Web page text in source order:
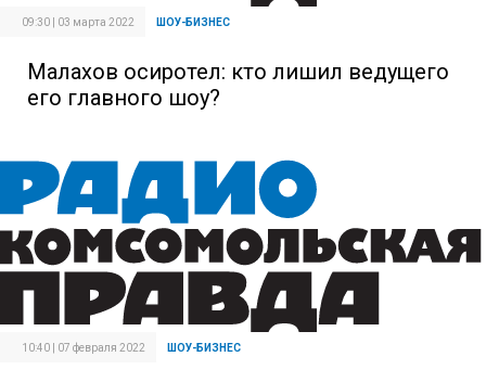
09:30 | 03 марта 2022 ШОУ-БИЗНЕС
Малахов осиротел: кто лишил ведущего
его главного шоу?
10:40 | 07 февраля 2022 ШОУ-БИЗНЕС